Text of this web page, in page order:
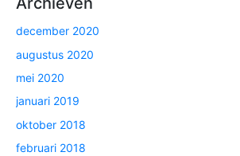
december 2020
augustus 2020
mei 2020
januari 2019
oktober 2018
februari 2018